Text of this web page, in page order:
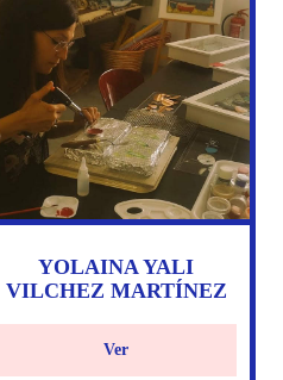
YOLAINA YALI
VILCHEZ MARTÍNEZ
Ver